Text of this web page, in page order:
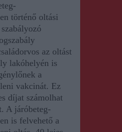
történő oltási
az oltást
lakóhelyén is
a
vakcinát. Ez
díjat számolhat
A járóbeteg-
is felvehető a